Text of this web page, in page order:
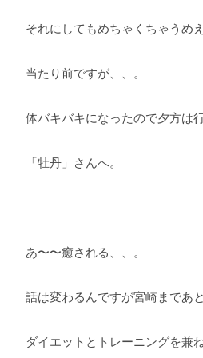
それにしてもめちゃくちゃうめ
当たり前ですが、、。
体バキバキになったので夕方は
「牡丹」さんへ。
あ〜〜癒される、、。
話は変わるんですが宮崎まであと
ダイエットとトレーニングを兼